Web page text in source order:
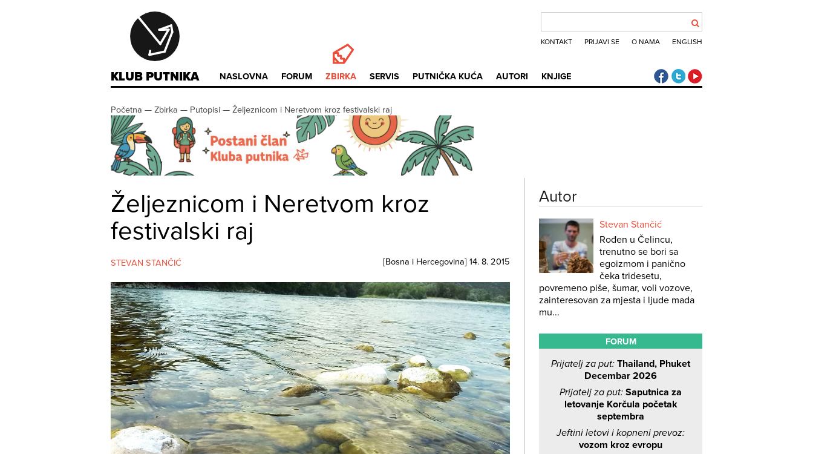
KLUB PUTNIKA
KONTAKT PRIJAVI SE O NAMA ENGLISH
NASLOVNA FORUM ZBIRKA SERVIS PUTNIČKA KUĆA AUTORI KNJIGE Klub putnika Facebook
Klub putnika Twitter
Početna — Zbirka — Putopisi — Željeznicom i Neretvom kroz festivalski raj
Željeznicom i Neretvom kroz
festivalski raj
STEVAN STANČIĆ [Bosna i Hercegovina] 14. 8. 2015
Autor
Stevan Stančić
Rođen u Čelincu,
trenutno se bori sa
egoizmom i panično
čeka tridesetu,
povremeno piše, šumar, voli vozove,
zainteresovan za mjesta i ljude mada
mu...
FORUM
Prijatelj za put: Thailand, Phuket
Decembar 2026
Prijatelj za put: Saputnica za
letovanje Korčula početak
septembra
Jeftini letovi i kopneni prevoz:
vozom kroz evropu